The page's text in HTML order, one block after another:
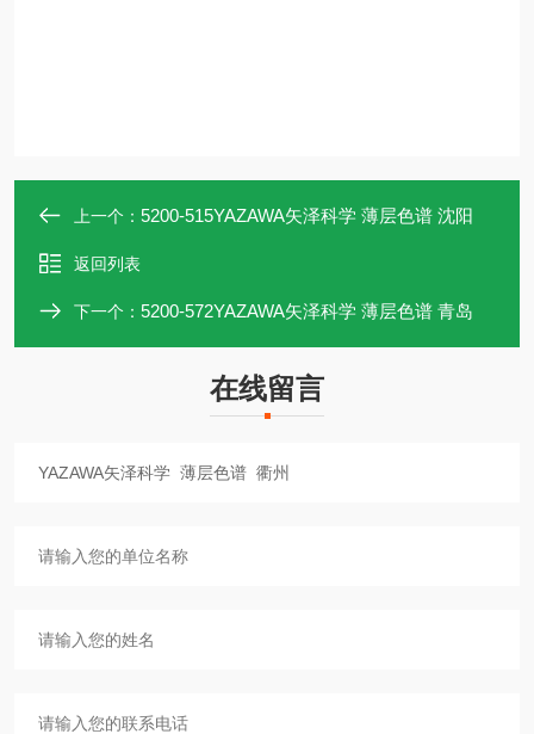
上一个： 5200-515YAZAWA矢泽科学 薄层色谱 沈阳
返回列表
下一个： 5200-572YAZAWA矢泽科学 薄层色谱 青岛
在线留言